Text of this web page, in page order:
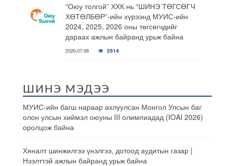
“Оюу толгой” ХХК нь “ШИНЭ ТӨГСӨГЧ
ХӨТӨЛБӨР”-ийн хүрээнд МУИС-ийн
2024, 2025, 2026 оны төгсөгчдийг
дараах ажлын байранд урьж байна
2026-07-08 2514
ШИНЭ МЭДЭЭ
МУИС-ийн багш нараар ахлуулсан Монгол Улсын баг
олон улсын хиймэл оюуны III олимпиадад (IOAI 2026)
оролцож байна
Хяналт шинжилгээ үнэлгээ, дотоод аудитын газар |
Нээлттэй ажлын байранд урьж байна